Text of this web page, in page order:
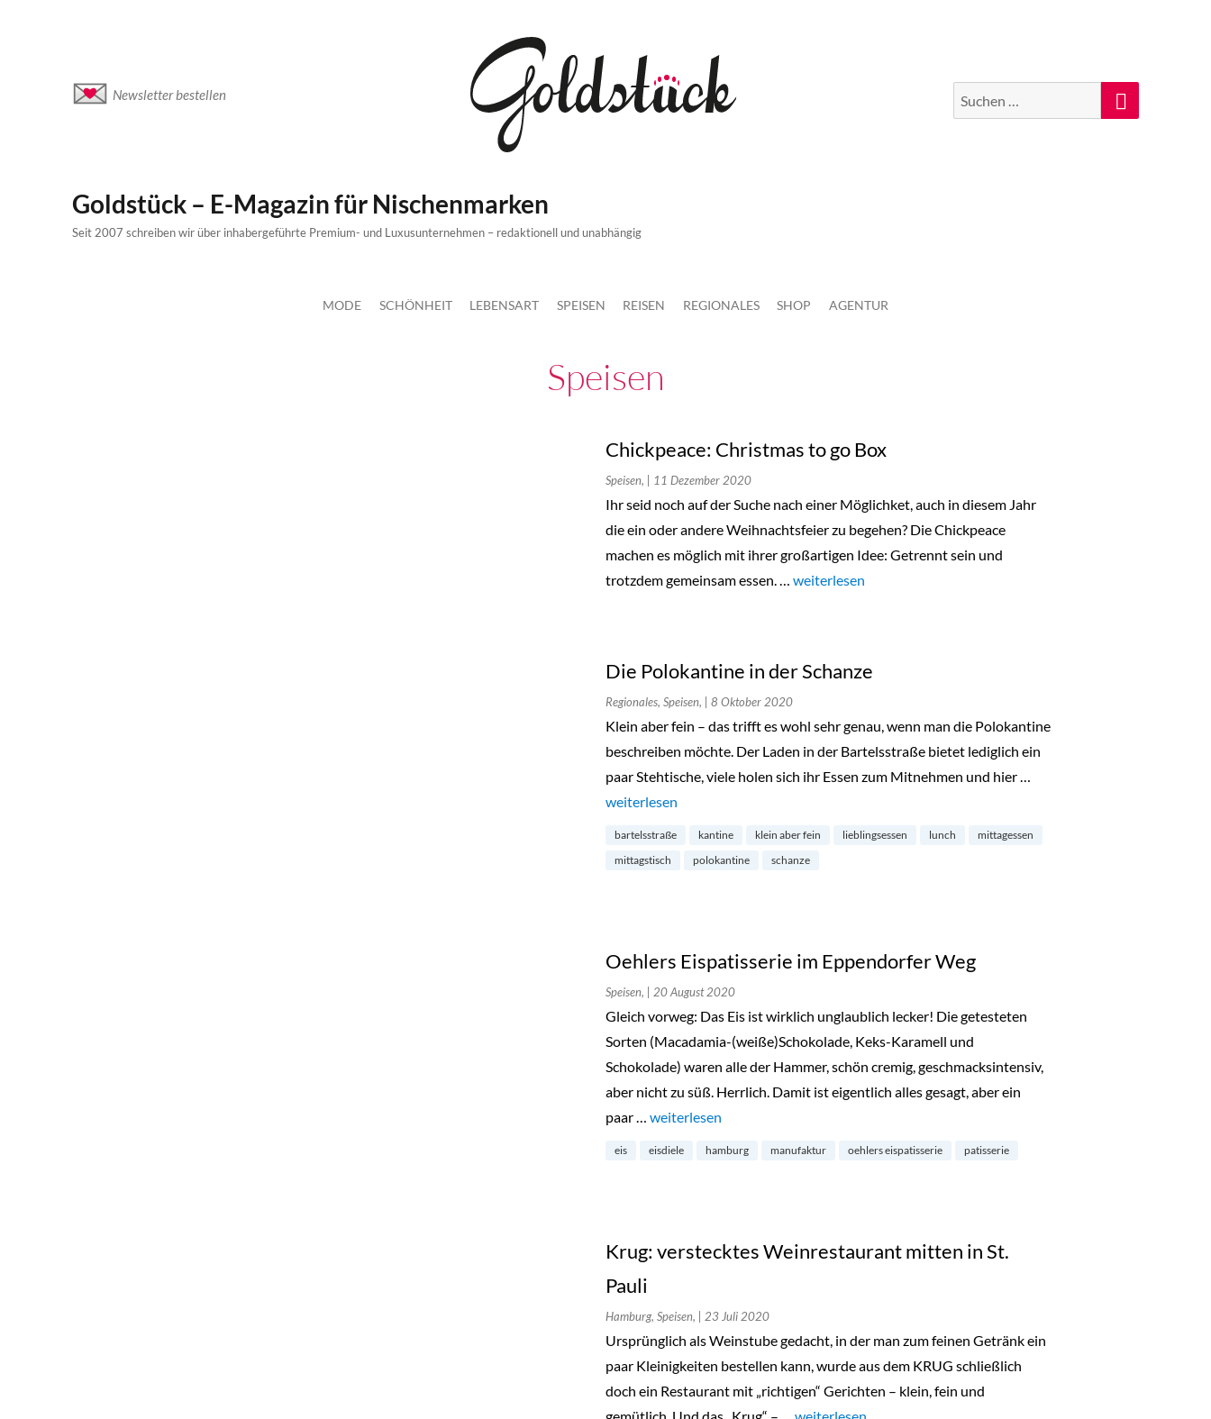
Newsletter bestellen
Suche
nach:
Suchen
Goldstück – E-Magazin für Nischenmarken
Seit 2007 schreiben wir über inhabergeführte Premium- und Luxusunternehmen – redaktionell und unabhängig
MODE SCHÖNHEIT LEBENSART SPEISEN REISEN REGIONALES SHOP AGENTUR
Speisen
Chickpeace: Christmas to go Box
Speisen, | 11 Dezember 2020
Ihr seid noch auf der Suche nach einer Möglichket, auch in diesem Jahr
die ein oder andere Weihnachtsfeier zu begehen? Die Chickpeace
machen es möglich mit ihrer großartigen Idee: Getrennt sein und
trotzdem gemeinsam essen. … „Chickpeace: Christmas to go Box“
weiterlesen
Die Polokantine in der Schanze
Regionales, Speisen, | 8 Oktober 2020
Klein aber fein – das trifft es wohl sehr genau, wenn man die Polokantine
beschreiben möchte. Der Laden in der Bartelsstraße bietet lediglich ein
paar Stehtische, viele holen sich ihr Essen zum Mitnehmen und hier …
„Die Polokantine in der Schanze“
weiterlesen
bartelsstraße kantine klein aber fein lieblingsessen lunch
mittagessen
mittagstisch
polokantine schanze
Oehlers Eispatisserie im Eppendorfer Weg
Speisen, | 20 August 2020
Gleich vorweg: Das Eis ist wirklich unglaublich lecker! Die getesteten
Sorten (Macadamia-(weiße)Schokolade, Keks-Karamell und
Schokolade) waren alle der Hammer, schön cremig, geschmacksintensiv,
aber nicht zu süß. Herrlich. Damit ist eigentlich alles gesagt, aber ein
paar … „Oehlers Eispatisserie im Eppendorfer Weg“
weiterlesen
eis eisdiele hamburg manufaktur oehlers eispatisserie patisserie
Krug: verstecktes Weinrestaurant mitten in St.
Pauli
Hamburg, Speisen, | 23 Juli 2020
Ursprünglich als Weinstube gedacht, in der man zum feinen Getränk ein
paar Kleinigkeiten bestellen kann, wurde aus dem KRUG schließlich
doch ein Restaurant mit „richtigen“ Gerichten – klein, fein und